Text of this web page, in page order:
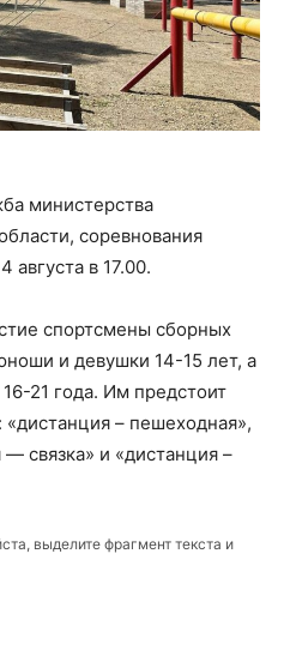
министерства
соревнования
августа в 17.00.
спортсмены сборных
и девушки 14-15 лет, а
21 года. Им предстоит
– пешеходная»,
связка» и «дистанция –
выделите фрагмент текста и